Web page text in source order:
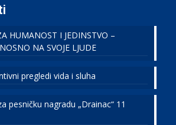
HUMANOST I JEDINSTVO –
NA SVOJE LJUDE
pregledi vida i sluha
pesničku nagradu „Drainac“ 11